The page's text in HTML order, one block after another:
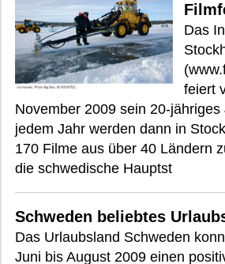
Das
feiert
November 2009 sein 20-
jedem Jahr werden dann in
170 Filme aus über 40 Ländern
die schwedische Hauptst
Schweden beliebtes
Das Urlaubsland Schweden
Juni bis August 2009 einen